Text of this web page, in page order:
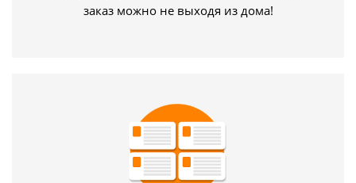
заказ можно не выходя из дома!